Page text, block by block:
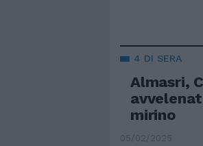
4 DI SERA
Almasri,
mirino
05/02/2025